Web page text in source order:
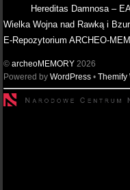
Hereditas Damnosa –
Wielka Wojna nad Rawką i
E-Repozytorium ARCHEO-
©archeoMEMORY 2026
Powered byWordPress •Themify